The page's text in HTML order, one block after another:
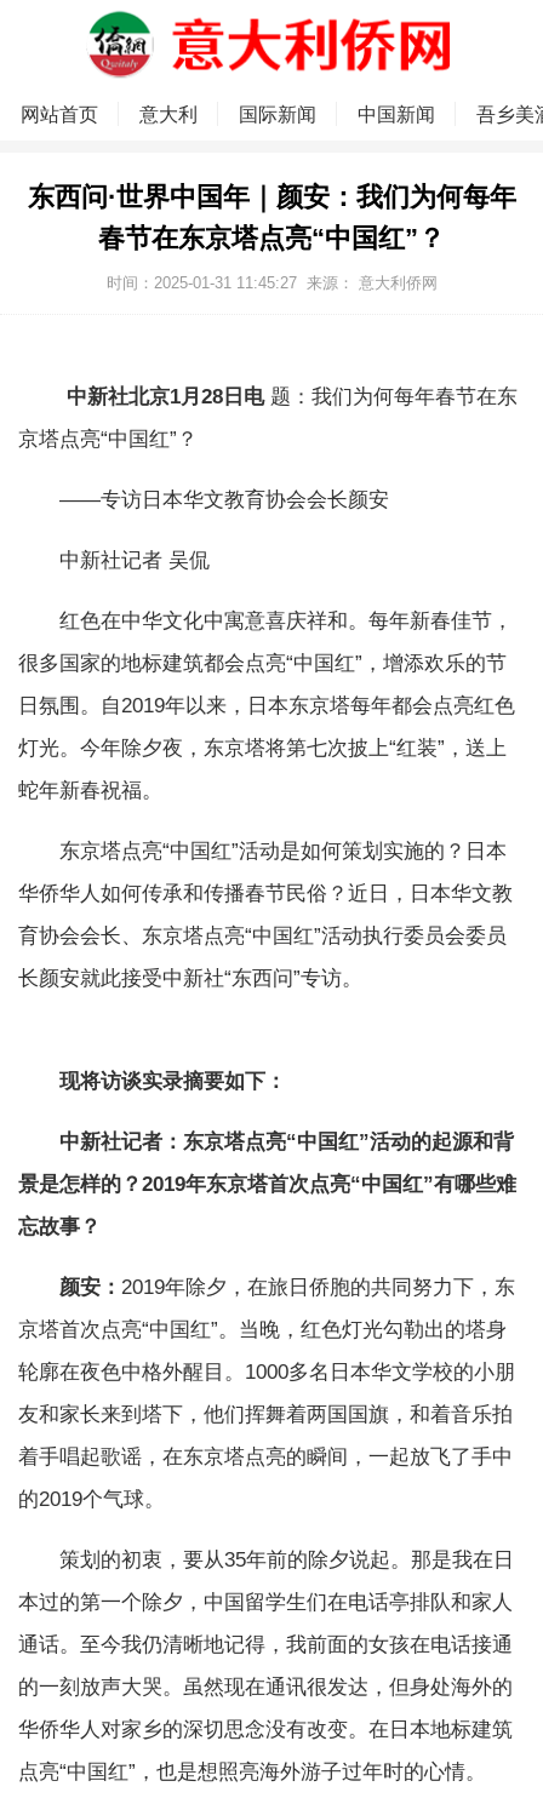
网站首页 意大利 国际新闻 中国新闻 吾乡美
东西问·世界中国年｜颜安：我们为何每年
春节在东京塔点亮“中国红”？
时间：2025-01-31 11:45:27 来源： 意大利侨网
中新社北京1月28日电 题：我们为何每年春节在东
京塔点亮“中国红”？
——专访日本华文教育协会会长颜安
中新社记者 吴侃
红色在中华文化中寓意喜庆祥和。每年新春佳节，
很多国家的地标建筑都会点亮“中国红”，增添欢乐的节
日氛围。自2019年以来，日本东京塔每年都会点亮红色
灯光。今年除夕夜，东京塔将第七次披上“红装”，送上
蛇年新春祝福。
东京塔点亮“中国红”活动是如何策划实施的？日本
华侨华人如何传承和传播春节民俗？近日，日本华文教
育协会会长、东京塔点亮“中国红”活动执行委员会委员
长颜安就此接受中新社“东西问”专访。
现将访谈实录摘要如下：
中新社记者：东京塔点亮“中国红”活动的起源和背
景是怎样的？2019年东京塔首次点亮“中国红”有哪些难
忘故事？
颜安： 2019年除夕，在旅日侨胞的共同努力下，东
京塔首次点亮“中国红”。当晚，红色灯光勾勒出的塔身
轮廓在夜色中格外醒目。1000多名日本华文学校的小朋
友和家长来到塔下，他们挥舞着两国国旗，和着音乐拍
着手唱起歌谣，在东京塔点亮的瞬间，一起放飞了手中
的2019个气球。
策划的初衷，要从35年前的除夕说起。那是我在日
本过的第一个除夕，中国留学生们在电话亭排队和家人
通话。至今我仍清晰地记得，我前面的女孩在电话接通
的一刻放声大哭。虽然现在通讯很发达，但身处海外的
华侨华人对家乡的深切思念没有改变。在日本地标建筑
点亮“中国红”，也是想照亮海外游子过年时的心情。